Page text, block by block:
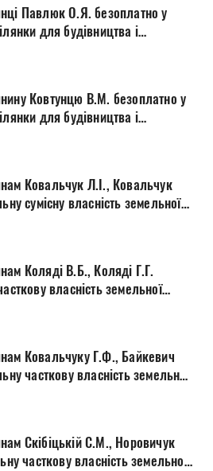
Павлюк О.Я. безоплатно у
для будівництва і
Шпитальній, 10
Ковтунцю В.М. безоплатно у
для будівництва і
Щусева, 15а
Ковальчук Л.І., Ковальчук
сумісну власність земельної
Коляді В.Б., Коляді Г.Г.
власність земельної
Ковальчуку Г.Ф., Байкевич
часткову власність земельної
Скібіцькій С.М., Норовичук
часткову власність земельної